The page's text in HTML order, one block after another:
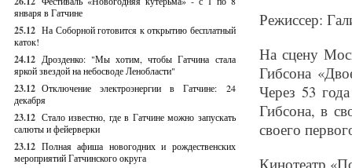
января в Гатчине
25.12 На Соборной готовится к открытию бесплатный
каток!
24.12 Дрозденко: "Мы хотим, чтобы Гатчина стала
яркой звездой на небосводе Ленобласти"
23.12 Отключение электроэнергии в Гатчине: 24
декабря
23.12 Стало известно, где в Гатчине можно запускать
салюты и фейерверки
23.12 Полная афиша новогодних и рождественских
мероприятий Гатчинского округа
Режиссер:
На сцену
Гибсона
Через 53
Гибсона, в
своего
Кинотеатр